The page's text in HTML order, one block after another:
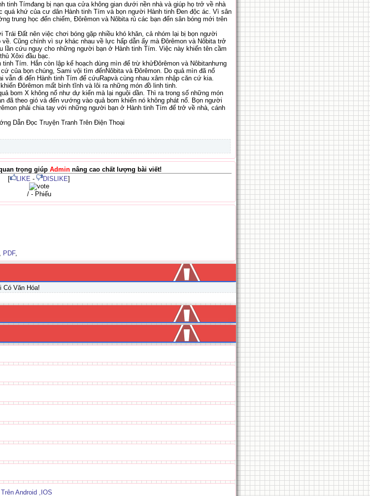
tinh Tímđang bị nạn qua cửa không gian dưới nền nhà và giúp họ trở về nhà
quá khứ của cư dân Hành tinh Tím và bọn người Hành tinh Đen độc ác. Vì sân
trung học đến chiếm, Đôrêmon và Nôbita rủ các bạn đến sân bóng mới trên
Đất nên việc chơi bóng gặp nhiều khó khăn, cả nhóm lại bị bọn người
về. Cũng chính vì sự khác nhau về lực hấp dẫn ấy mà Đôrêmon và Nôbita trở
lần cứu nguy cho những người bạn ở Hành tinh Tím. Việc này khiến tên cầm
Xôxi đầu bạc.
Tím. Hắn còn lập kế hoạch dùng mìn để trừ khửĐôrêmon và Nôbitanhưng
của bọn chúng, Sami vội tìm đếnNôbita và Đôrêmon. Do quả mìn đã nổ
đi đến Hành tinh Tím để cứuRapvà cùng nhau xâm nhập căn cứ kia.
Đôrêmon mất bình tĩnh và lôi ra những món đồ linh tinh.
bom X không nổ như dự kiến mà lại nguội dần. Thì ra trong số những món
đã theo gió và đến vướng vào quả bom khiến nó không phát nổ. Bọn người
phải chia tay với những người bạn ở Hành tinh Tím để trở về nhà, cánh
Dẫn Đọc Truyện Tranh Trên Điện Thoại
trọng giúp Adminnâng cao chất lượng bài viết!
[
LIKE - DISLIKE]
/ - Phiếu
, PDF,
Có Văn Hóa!
Android ,IOS